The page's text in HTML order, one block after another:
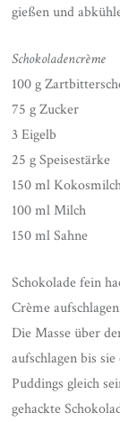
gießen und
Schokoladencrème
100 g
75 g Zucker
3 Eigelb
25 g Speisestärke
150 ml
100 ml Milch
150 ml Sahne
Schokolade fein
Crème
Die Masse über
aufschlagen bis
Puddings gleich
gehackte